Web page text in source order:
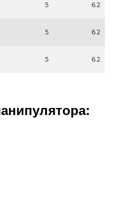
5 6.2
5 6.2
5 6.2